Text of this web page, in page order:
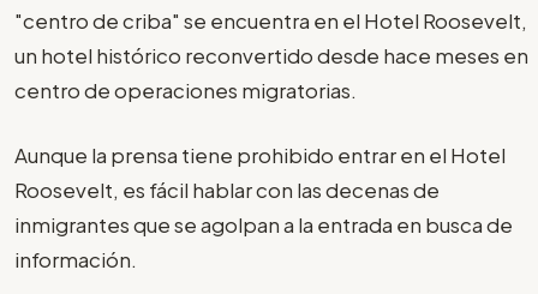
"centro de criba" se encuentra en el Hotel Roosevelt,
un hotel histórico reconvertido desde hace meses en
centro de operaciones migratorias.
Aunque la prensa tiene prohibido entrar en el Hotel
Roosevelt, es fácil hablar con las decenas de
inmigrantes que se agolpan a la entrada en busca de
información.